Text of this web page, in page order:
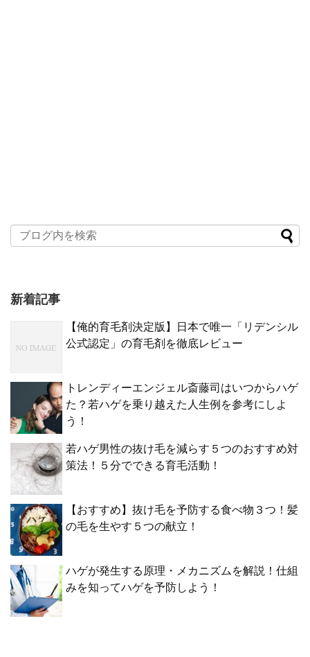
新着記事
【俺的育毛剤決定版】日本で唯一「リデンシル
公式認定」の育毛剤を徹底レビュー
トレンディーエンジェル斎藤司はいつからハゲ
た？若ハゲを乗り越えた人生例を参考にしよ
う！
若ハゲ男性の抜け毛を減らす５つのおすすめ対
策法！５分でできる育毛活動！
【おすすめ】抜け毛を予防する食べ物３つ！髪
の毛を生やす５つの献立！
ハゲが発生する原理・メカニズムを解説！仕組
みを知ってハゲを予防しよう！